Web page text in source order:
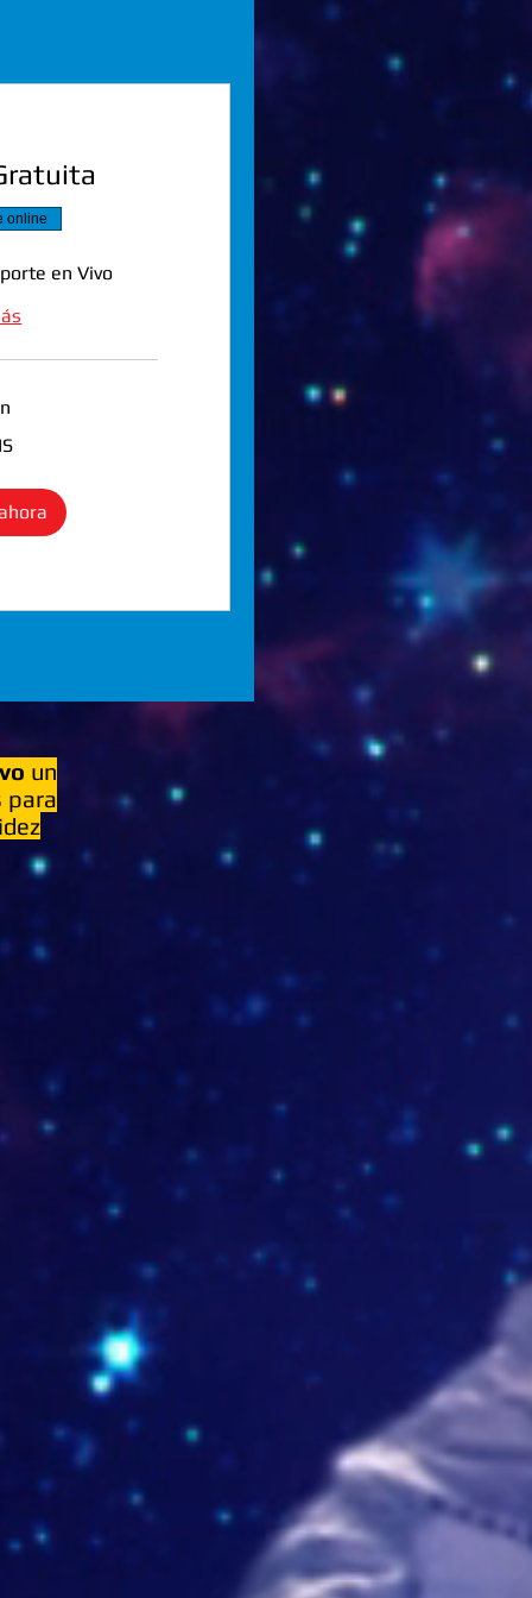
online
en Vivo
un
para